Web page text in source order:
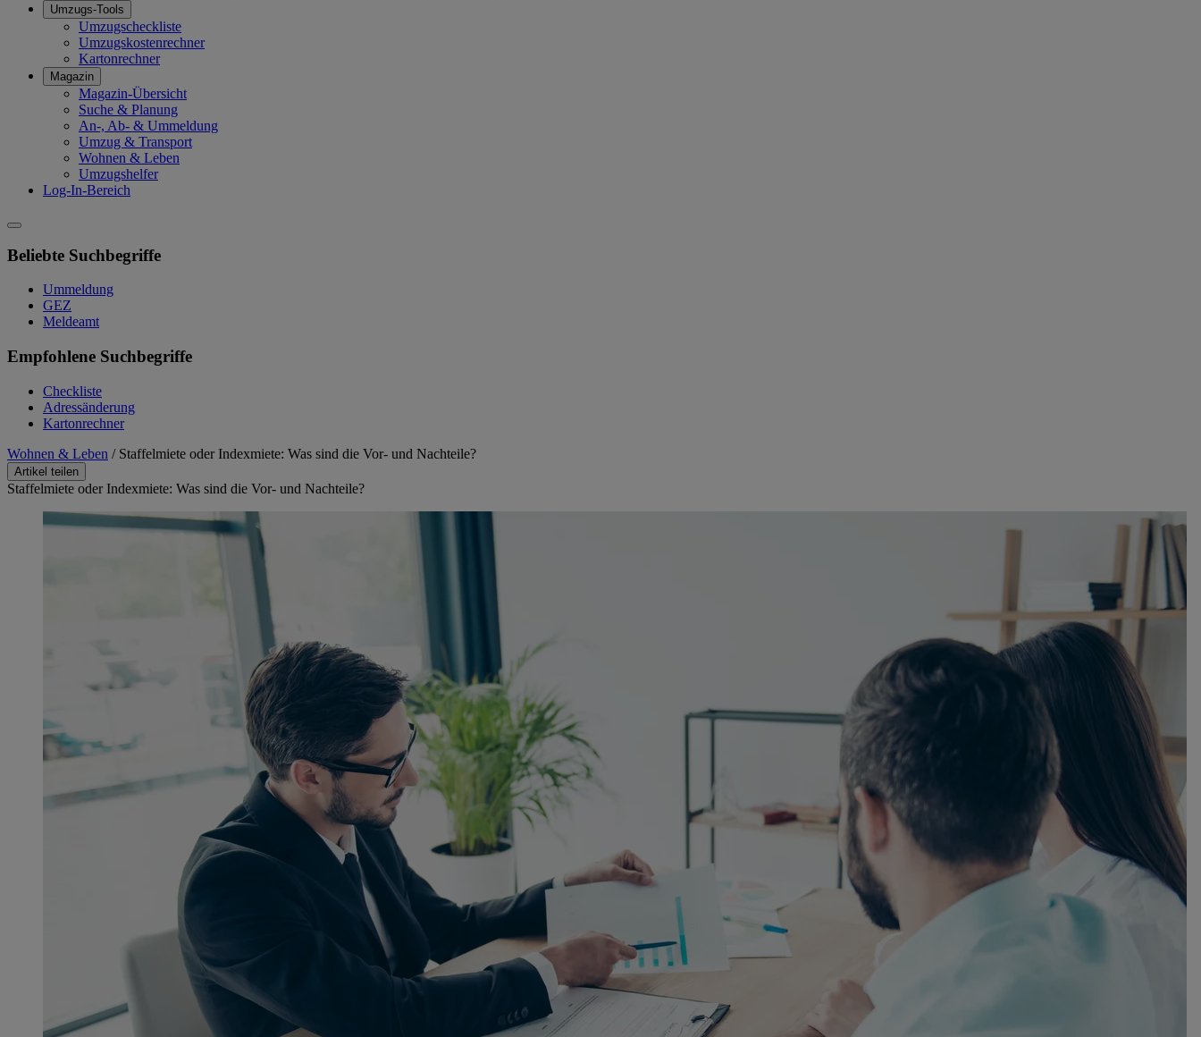
Umzugs-Tools
Umzugscheckliste
Umzugskostenrechner
Kartonrechner
Magazin
Magazin-Übersicht
Suche & Planung
An-, Ab- & Ummeldung
Umzug & Transport
Wohnen & Leben
Umzugshelfer
Log-In-Bereich
Beliebte Suchbegriffe
Ummeldung
GEZ
Meldeamt
Empfohlene Suchbegriffe
Checkliste
Adressänderung
Kartonrechner
Wohnen & Leben / Staffelmiete oder Indexmiete: Was sind die Vor- und Nachteile?
Artikel teilen
Staffelmiete oder Indexmiete: Was sind die Vor- und Nachteile?